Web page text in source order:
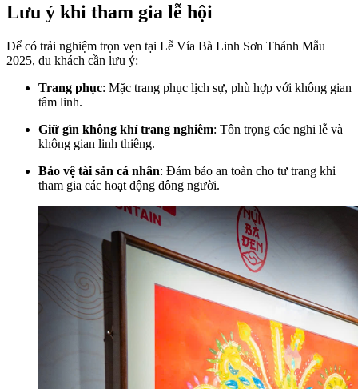
Lưu ý khi tham gia lễ hội
Để có trải nghiệm trọn vẹn tại Lễ Vía Bà Linh Sơn Thánh Mẫu
2025, du khách cần lưu ý:
Trang phục: Mặc trang phục lịch sự, phù hợp với không gian
tâm linh.
Giữ gìn không khí trang nghiêm: Tôn trọng các nghi lễ và
không gian linh thiêng.
Bảo vệ tài sản cá nhân: Đảm bảo an toàn cho tư trang khi
tham gia các hoạt động đông người.